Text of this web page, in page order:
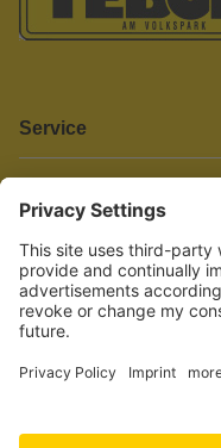
Service
Informationen
Barrierefreiheit
Wir bemühen uns,
Einige Inhalte und
vollständig zugänglich.
benötigen, kontaktieren
©